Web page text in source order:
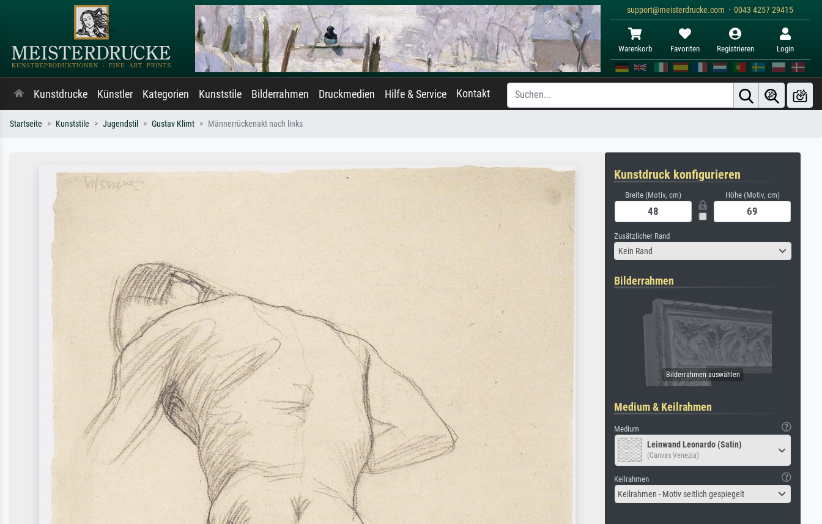
support@meisterdrucke.com · 0043 4257 29415
Warenkorb Favoriten Registrieren Login
Kunstdrucke Künstler Kategorien Kunststile Bilderrahmen Druckmedien Hilfe & Service Kontakt
Startseite Kunststile Jugendstil Gustav Klimt Männerrückenakt nach links
Kunstdruck konfigurieren
Breite (Motiv, cm) Höhe (Motiv, cm)
Zusätzlicher Rand
Kein Rand
Bilderrahmen
Medium & Keilrahmen
Medium
Leinwand Leonardo (Satin)
(Canvas Venezia)
Keilrahmen
Keilrahmen - Motiv seitlich gespiegelt